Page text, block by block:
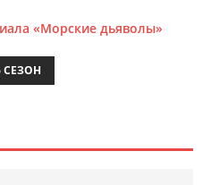
«Морские дьяволы»